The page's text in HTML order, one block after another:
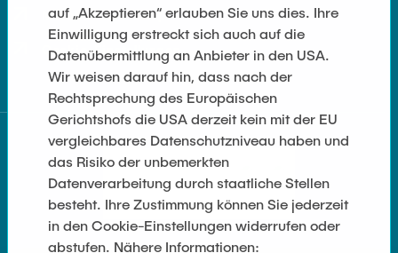
Merchandise-Shop
Cookie-Einstellungen
auf „Akzeptieren“ erlauben Sie uns dies. Ihre
Einwilligung erstreckt sich auch auf die
Datenübermittlung an Anbieter in den USA.
Wir weisen darauf hin, dass nach der
Rechtsprechung des Europäischen
Gerichtshofs die USA derzeit kein mit der EU
vergleichbares Datenschutzniveau haben und
das Risiko der unbemerkten
Datenverarbeitung durch staatliche Stellen
besteht. Ihre Zustimmung können Sie jederzeit
in den Cookie-Einstellungen widerrufen oder
abstufen. Nähere Informationen: